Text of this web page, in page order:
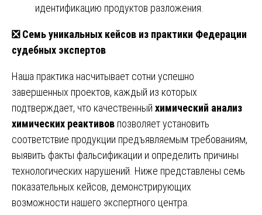
идентификацию продуктов разложения.
❎Семь уникальных кейсов из практики Федерации
судебных экспертов
Наша практика насчитывает сотни успешно
завершенных проектов, каждый из которых
подтверждает, что качественный химический анализ
химических реактивов позволяет установить
соответствие продукции предъявляемым требованиям,
выявить факты фальсификации и определить причины
технологических нарушений. Ниже представлены семь
показательных кейсов, демонстрирующих
возможности нашего экспертного центра.